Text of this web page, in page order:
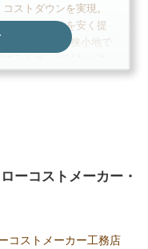
ストダウンを実現。
で、住まいを安く提
実績があり、狭小地で
住み心地を体感
てる前にイメージを
ギーを採り入れたプ
ーコストメーカー・
コストメーカー工務店